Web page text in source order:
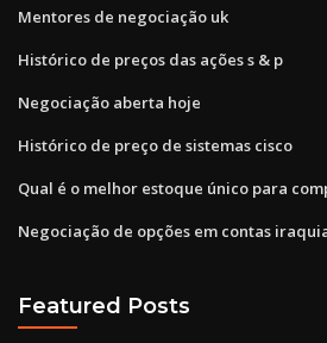
Mentores de negociação uk
Histórico de preços das ações s & p
Negociação aberta hoje
Histórico de preço de sistemas cisco
Qual é o melhor estoque único para
Negociação de opções em contas
Featured Posts